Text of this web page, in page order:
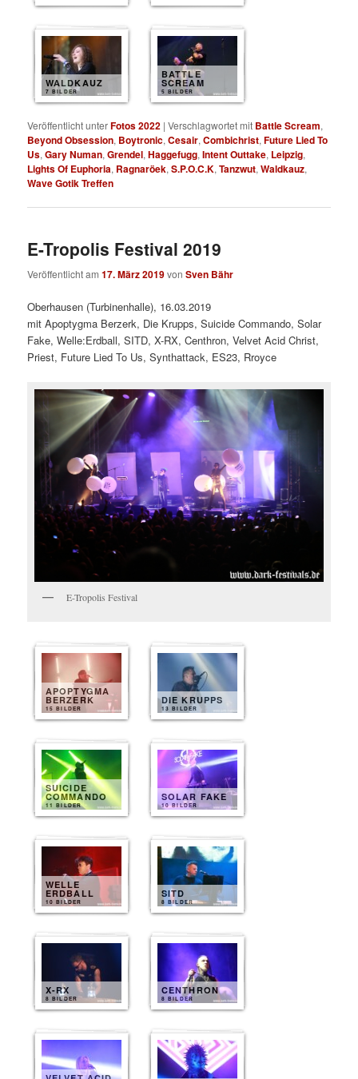
WALDKAUZ
7 BILDER
BATTLE
SCREAM
5 BILDER
Veröffentlicht unterFotos 2022 |Verschlagwortet mit Battle Scream,
Beyond Obsession, Boytronic,Cesair,Combichrist,Future Lied To
Us,Gary Numan,Grendel,Haggefugg,Intent Outtake, Leipzig,
Lights Of Euphoria, Ragnaröek,S.P.O.C.K,Tanzwut,Waldkauz,
Wave Gotik Treffen
E-Tropolis Festival 2019
Veröffentlicht am17. März 2019vonSven Bähr
Oberhausen (Turbinenhalle), 16.03.2019
mit Apoptygma Berzerk, Die Krupps, Suicide Commando, Solar
Fake, Welle:Erdball, SITD, X-RX, Centhron, Velvet Acid Christ,
Priest, Future Lied To Us, Synthattack, ES23, Rroyce
E-Tropolis Festival
APOPTYGMA
BERZERK
15 BILDER
DIE KRUPPS
13 BILDER
SUICIDE
COMMANDO
11 BILDER
SOLAR FAKE
10 BILDER
WELLE
ERDBALL
10 BILDER
SITD
8 BILDER
X-RX
8 BILDER
CENTHRON
8 BILDER